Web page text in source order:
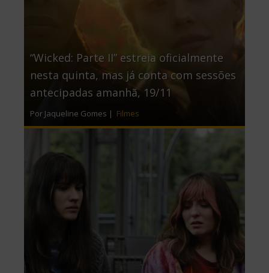
“Wicked: Parte II” estreia oficialmente
nesta quinta, mas já conta com sessões
antecipadas amanhã, 19/11
Por Jaqueline Gomes | Filmes